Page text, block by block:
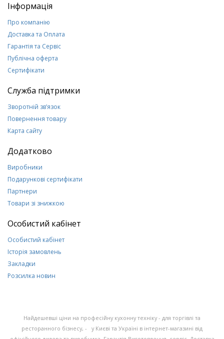
Інформація
Про компанію
Доставка та Оплата
Гарантія та Сервіс
Публічна оферта
Сертифікати
Служба підтримки
Зворотній зв’язок
Повернення товару
Карта сайту
Додатково
Виробники
Подарункові сертифікати
Партнери
Товари зі знижкою
Особистий кабінет
Особистий кабінет
Історія замовлень
Закладки
Розсилка новин
Найдешевші ціни на професійну кухонну техніку - для торгівлі та
ресторанного бізнесу, - у Києві та Україні в інтернет-магазині від